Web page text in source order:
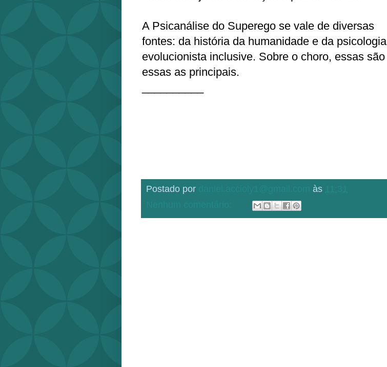
A Psicanálise do Superego se vale de diversas
fontes: da história da humanidade e da psicologia
evolucionista inclusive. Sobre o choro, essas são
essas as principais.
Postado por às